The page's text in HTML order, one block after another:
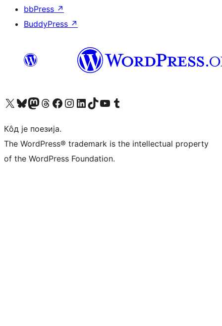
bbPress ↗
BuddyPress ↗
Visit our X (formerly Twitter) account
Посетите наш Bluesky налог
Visit our Mastodon account
Посетите наш налог на Threads-у Visit our Facebook page
Посетите наш Инстаграм налог
Visit our LinkedIn account
Посетите наш TikTok налог
Visit our YouTube channel
Посетите наш Tumblr налог
Кôд је поезија.
The WordPress® trademark is the intellectual property
of the WordPress Foundation.